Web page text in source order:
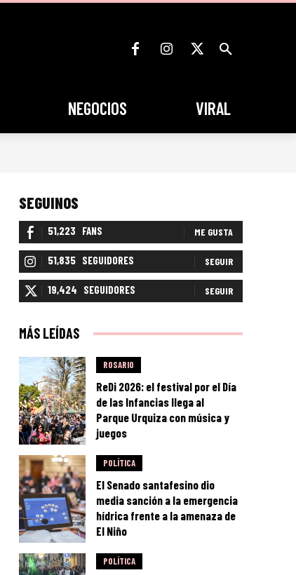
NEGOCIOS VIRAL
SEGUINOS
51,223 FANS ME GUSTA
51,835 SEGUIDORES SEGUIR
19,424 SEGUIDORES SEGUIR
MÁS LEÍDAS
ROSARIO
ReDi 2026: el festival por el Día
de las Infancias llega al
Parque Urquiza con música y
juegos
POLÍTICA
El Senado santafesino dio
media sanción a la emergencia
hídrica frente a la amenaza de
El Niño
POLÍTICA